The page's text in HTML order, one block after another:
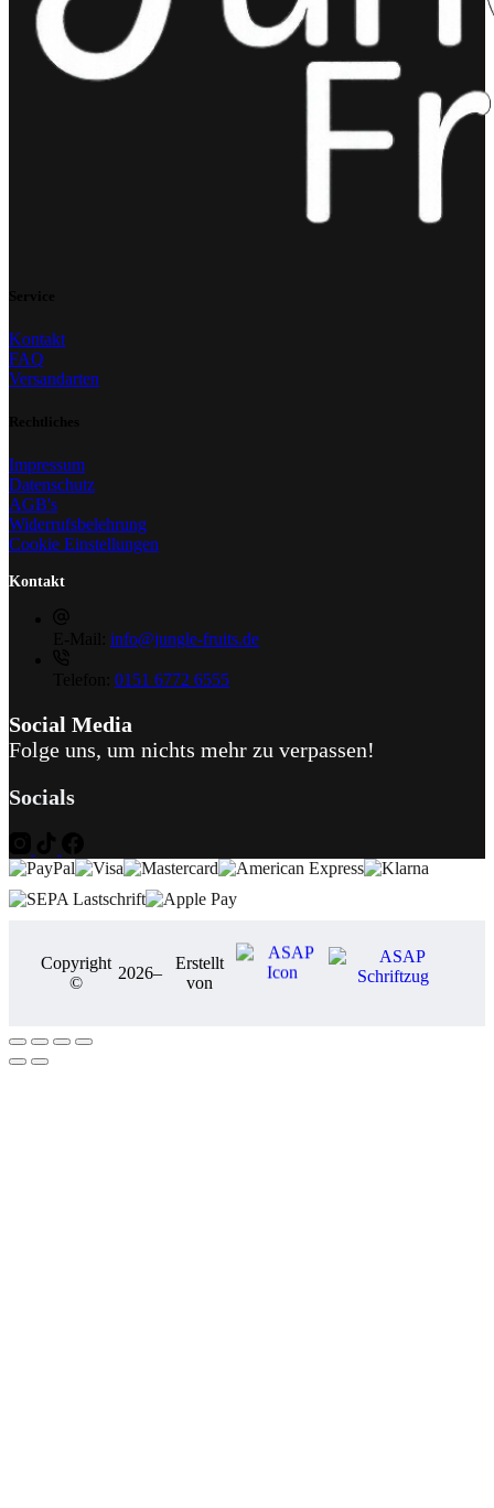
Kontakt
FAQ
Versandarten
Impressum
Datenschutz
AGB's
Widerrufsbelehrung
Cookie Einstellungen
Kontakt
info@jungle-fruits.de
0151 6772 6555
Social Media
Folge uns, um nichts mehr zu verpassen!
Socials
Copyright
©
2026–
Erstellt
von